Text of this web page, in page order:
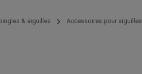
& aiguilles Accessoires pour aiguilles